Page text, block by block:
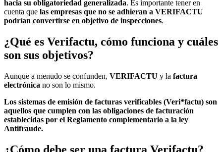
hacia su obligatoriedad generalizada. Es importante tener en
cuenta que las empresas que no se adhieran a VERIFACTU
podrían convertirse en objetivo de inspecciones.
¿Qué es Verifactu, cómo funciona y cuáles
son sus objetivos?
Aunque a menudo se confunden, VERIFACTU y la factura
electrónica no son lo mismo.
Los sistemas de emisión de facturas verificables (Veri*factu) son
aquellos que cumplen con las obligaciones de facturación
establecidas por el Reglamento complementario a la ley
Antifraude.
¿Cómo debe ser una factura Verifactu?